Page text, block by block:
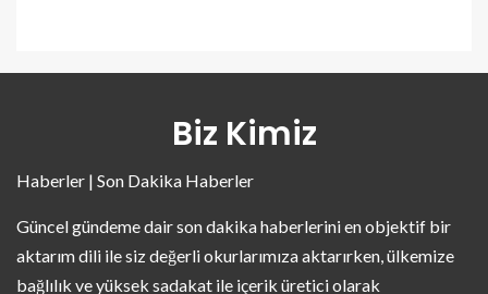
Biz Kimiz
Haberler | Son Dakika Haberler
Güncel gündeme dair son dakika haberlerini en objektif bir
aktarım dili ile siz değerli okurlarımıza aktarırken, ülkemize
bağlılık ve yüksek sadakat ile içerik üretici olarak